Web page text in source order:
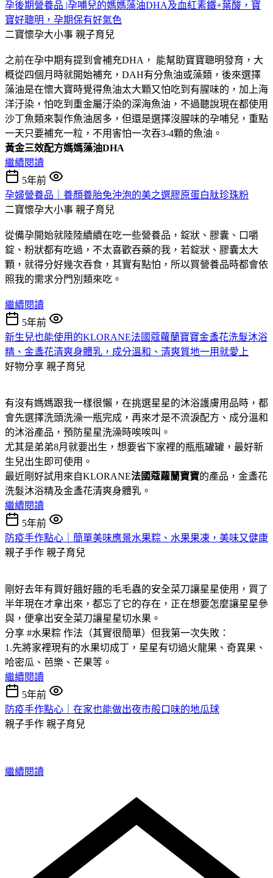
孕後期營養品 |孕哺兒的媽媽藻油DHA及血紅素鐵+葉酸，寶
寶好聰明，孕期保有好氣色
二寶懷孕大小事 親子育兒
之前在孕中期有提到會補充DHA， 能幫助寶寶聰明發育，大
概從四個月時就開始補充，DAH有分魚油或藻類，後來選擇
藻油是在懷大寶時覺得魚油太大顆又怕吃到有腥味的，加上海
洋汙染，怕吃到重金屬汙染的深海魚油，不過聽說現在都使用
沙丁魚類來製作魚油居多，但還是選擇沒腥味的孕哺兒，重點
一天只要補充一粒，不用害怕一次吞3-4顆的魚油。
黃金三效配方媽媽藻油DHA
繼續閱讀
5年前
孕婦營養品｜養顏養胎免沖泡的美之選膠原蛋白肽珍珠粉
二寶懷孕大小事 親子育兒
從備孕開始就陸陸續續在吃一些營養品，錠狀、膠囊、口嚼
錠、粉狀都有吃過，不太喜歡吞藥的我，若錠狀、膠囊太大
顆，就得分好幾次吞食，其實有點怕，所以買營養品時都會依
照我的需求分門別類來吃。
繼續閱讀
5年前
新生兒也能使用的KLORANE法國蔻蘿蘭寶寶金盞花洗髮沐浴
精、金盞花清爽身體乳，成分溫和、清爽質地一用就愛上
好物分享 親子育兒
有沒有媽媽跟我一樣很懶，在挑選星星的沐浴護膚用品時，都
會先選擇洗頭洗澡一瓶完成，再來才是不流淚配方、成分溫和
的沐浴產品，預防星星洗澡時唉唉叫。
尤其是弟弟8月就要出生，想要省下家裡的瓶瓶罐罐，最好新
生兒出生即可使用。
最近剛好試用來自KLORANE法國蔻蘿蘭寶寶的產品，金盞花
洗髮沐浴精及金盞花清爽身體乳。
繼續閱讀
5年前
防疫手作點心｜簡單美味應景水果粽、水果果凍，美味又健康
親子手作 親子育兒
剛好去年有買好餓好餓的毛毛蟲的安全菜刀讓星星使用，買了
半年現在才拿出來，都忘了它的存在，正在想要怎麼讓星星參
與，便拿出安全菜刀讓星星切水果。
分享 #水果粽 作法（其實很簡單）但我第一次失敗：
1.先將家裡現有的水果切成丁，星星有切過火龍果、奇異果、
哈密瓜、芭樂、芒果等。
繼續閱讀
5年前
防疫手作點心｜在家也能做出夜市般口味的地瓜球
親子手作 親子育兒
繼續閱讀